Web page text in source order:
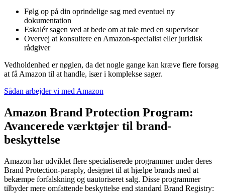
Følg op på din oprindelige sag med eventuel ny
dokumentation
Eskalér sagen ved at bede om at tale med en supervisor
Overvej at konsultere en Amazon-specialist eller juridisk
rådgiver
Vedholdenhed er nøglen, da det nogle gange kan kræve flere forsøg
at få Amazon til at handle, især i komplekse sager.
Sådan arbejder vi med Amazon
Amazon Brand Protection Program:
Avancerede værktøjer til brand-
beskyttelse
Amazon har udviklet flere specialiserede programmer under deres
Brand Protection-paraply, designet til at hjælpe brands med at
bekæmpe forfalskning og uautoriseret salg. Disse programmer
tilbyder mere omfattende beskyttelse end standard Brand Registry: